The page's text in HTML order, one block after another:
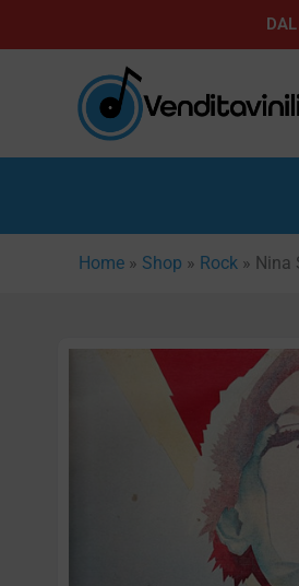
al
Home » Shop » Rock » Nina